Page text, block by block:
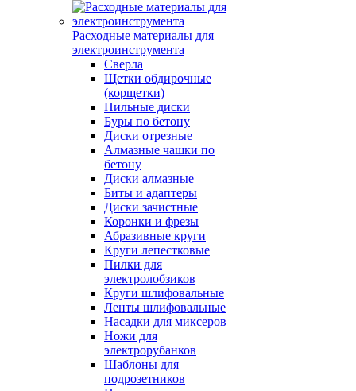
Расходные материалы для
электроинструмента
Сверла
Щетки обдирочные
(корщетки)
Пильные диски
Буры по бетону
Диски отрезные
Алмазные чашки по
бетону
Диски алмазные
Биты и адаптеры
Диски зачистные
Коронки и фрезы
Абразивные круги
Круги лепестковые
Пилки для
электролобзиков
Круги шлифовальные
Ленты шлифовальные
Насадки для миксеров
Ножи для
электрорубанков
Шаблоны для
подрозетников